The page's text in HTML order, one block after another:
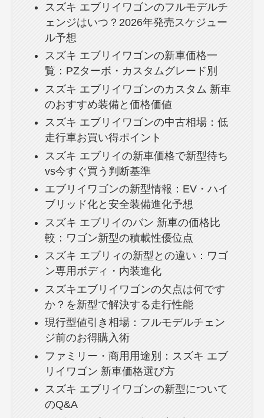
スズキ エブリイワゴンのフルモデルチ
ェンジはいつ？2026年発売スケジュー
ル予想
スズキ エブリイワゴンの新車価格一
覧：PZターボ・カスタムグレード別
スズキ エブリイワゴンのカスタム 新車
のおすすめ装備と価格価値
スズキ エブリイワゴンの中古相場：低
走行車お買い得ポイント
スズキ エブリイの新車価格で新型待ち
vs今すぐ買う判断基準
エブリイワゴンの新型情報：EV・ハイ
ブリッド化と安全装備進化予想
スズキ エブリイのバン 新車の価格比
較：ワゴン新型の積載性優位点
スズキ エブリィの新型との違い：ワゴ
ン専用ボディ・内装進化
スズキエブリイワゴンの欠点は何です
か？を新型で解決する走行性能
現行型値引き相場：フルモデルチェン
ジ前のお得購入術
ファミリー・商用用途別：スズキ エブ
リイワゴン 新車価格選び方
スズキ エブリイワゴンの新型について
のQ&A